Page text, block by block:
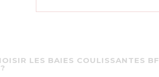
LES BAIES COULISSANTES BF